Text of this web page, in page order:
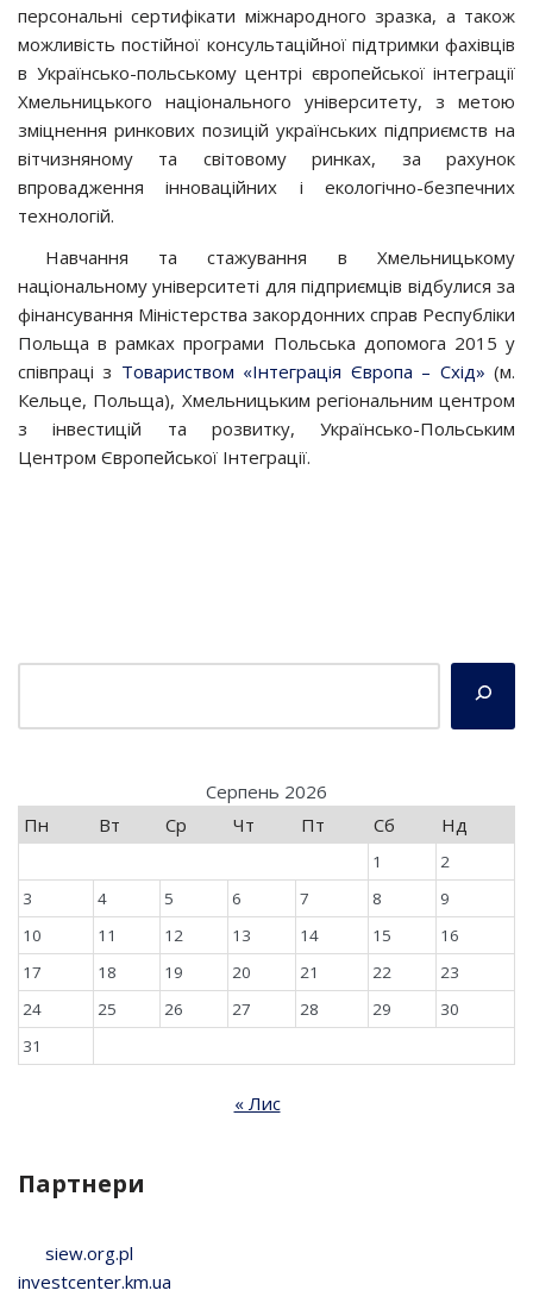
персональні сертифікати міжнародного зразка, а також
можливість постійної консультаційної підтримки фахівців
в Українсько-польському центрі європейської інтеграції
Хмельницького національного університету, з метою
зміцнення ринкових позицій українських підприємств на
вітчизняному та світовому ринках, за рахунок
впровадження інноваційних і екологічно-безпечних
технологій.
Навчання та стажування в Хмельницькому
національному університеті для підприємців відбулися за
фінансування Міністерства закордонних справ Республіки
Польща в рамках програми Польська допомога 2015 у
співпраці з Товариством «Інтеграція Європа – Схід» (м.
Кельце, Польща), Хмельницьким регіональним центром
з інвестицій та розвитку, Українсько-Польським
Центром Європейської Інтеграції.
Серпень 2026
Пн
Вт Ср Чт Пт Сб Нд
1
2
3
4 5 6 7 8
9
10
11 12 13 14 15
16
17
18 19 20 21 22
23
24
25 26 27 28 29
30
31
« Лис
Партнери
siew.org.pl
investcenter.km.ua